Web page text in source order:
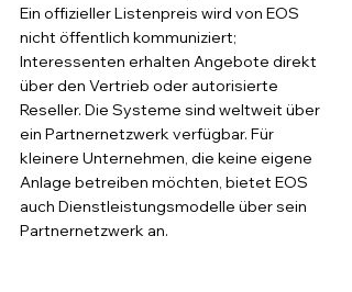
Ein offizieller Listenpreis wird von EOS
nicht öffentlich kommuniziert;
Interessenten erhalten Angebote direkt
über den Vertrieb oder autorisierte
Reseller. Die Systeme sind weltweit über
ein Partnernetzwerk verfügbar. Für
kleinere Unternehmen, die keine eigene
Anlage betreiben möchten, bietet EOS
auch Dienstleistungsmodelle über sein
Partnernetzwerk an.